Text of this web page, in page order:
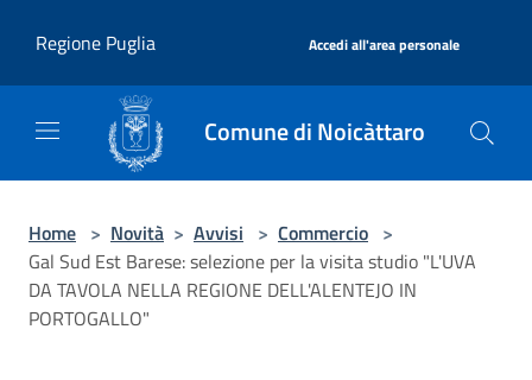
Regione Puglia
Accedi all'area personale
Comune di Noicàttaro
Home > Novità > Avvisi > Commercio >
Gal Sud Est Barese: selezione per la visita studio "L'UVA
DA TAVOLA NELLA REGIONE DELL'ALENTEJO IN
PORTOGALLO"